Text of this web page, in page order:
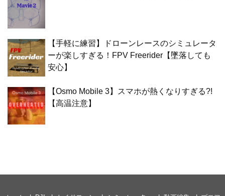
【手軽に練習】ドローンレースのシミュレータ
ーが楽しすぎる！FPV Freerider【墜落しても
安心】
【Osmo Mobile 3】スマホが熱くなりすぎる?!
【高温注意】